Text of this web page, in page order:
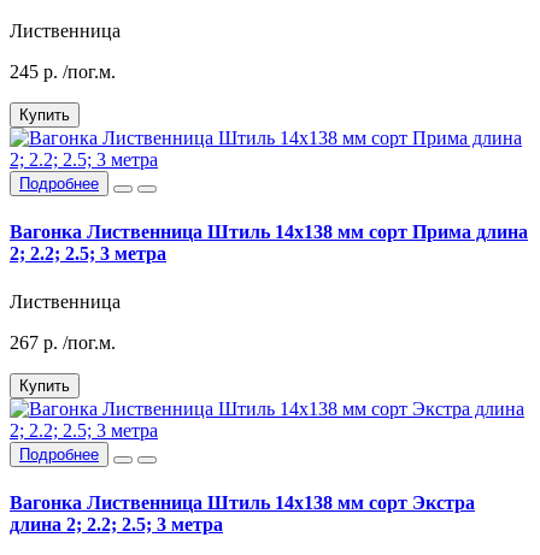
Лиственница
245 р. /пог.м.
Купить
Подробнее
Вагонка Лиственница Штиль 14х138 мм сорт Прима длина
2; 2.2; 2.5; 3 метра
Лиственница
267 р. /пог.м.
Купить
Подробнее
Вагонка Лиственница Штиль 14х138 мм сорт Экстра
длина 2; 2.2; 2.5; 3 метра